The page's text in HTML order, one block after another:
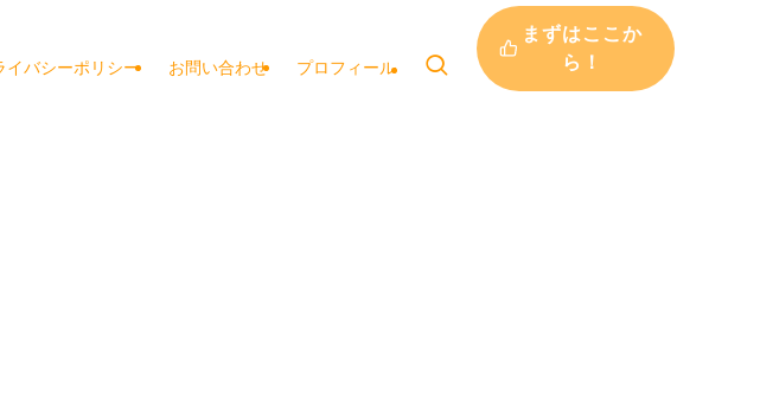
イバシーポリシー お問い合わせ プロフィール
まずはここか
ら！